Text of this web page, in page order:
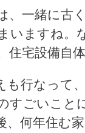
一緒に古
いますね。
宅設備自
も行なって
すごいこと
何年住む